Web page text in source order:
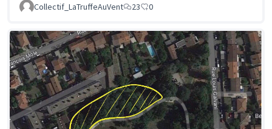
Collectif_LaTruffeAuVent
23 0